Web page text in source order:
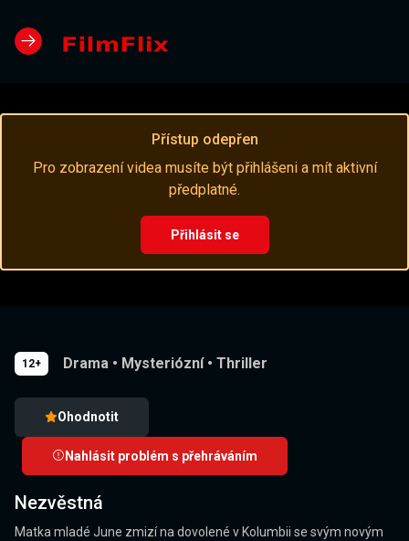
Přístup odepřen
Pro zobrazení videa musíte být přihlášeni a mít aktivní
předplatné.
Přihlásit se
12+ Drama • Mysteriózní • Thriller
Ohodnotit
Nahlásit problém s přehráváním
Nezvěstná
Matka mladé June zmizí na dovolené v Kolumbii se svým novým